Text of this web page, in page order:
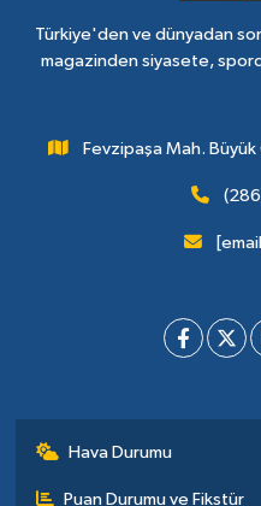
Türkiye'den ve dünyadan
magazinden siyasete,
Fevzipaşa Mah.
Hava Durumu
Puan Durumu ve Fikstür